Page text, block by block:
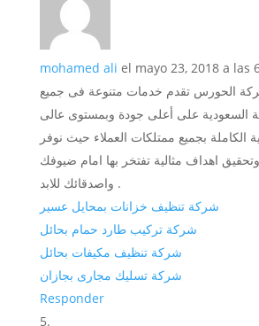
mohamed ali el mayo 23, 2018 a las
شركة الحورس تقدم خدمات متنوعة فى جميع
السعودية على أعلى جودة وبمستوى عالى
الكاملة بجميع ممتلكات العملاء حيث نوفر
اهداف مثالية تفتخر بها امام ضيوفك
واصدقائك للابد .
شركة تنظيف خزانات بمحايل عسير
شركة تركيب طارد حمام بحائل
شركة تنظيف مكيفات بحائل
شركة تسليك مجارى بجازان
Responder